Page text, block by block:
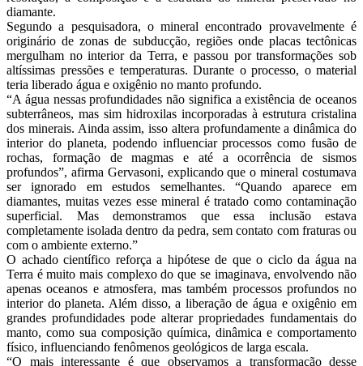
diamante.
Segundo a pesquisadora, o mineral encontrado provavelmente é
originário de zonas de subducção, regiões onde placas tectônicas
mergulham no interior da Terra, e passou por transformações sob
altíssimas pressões e temperaturas. Durante o processo, o material
teria liberado água e oxigênio no manto profundo.
“A água nessas profundidades não significa a existência de oceanos
subterrâneos, mas sim hidroxilas incorporadas à estrutura cristalina
dos minerais. Ainda assim, isso altera profundamente a dinâmica do
interior do planeta, podendo influenciar processos como fusão de
rochas, formação de magmas e até a ocorrência de sismos
profundos”, afirma Gervasoni, explicando que o mineral costumava
ser ignorado em estudos semelhantes. “Quando aparece em
diamantes, muitas vezes esse mineral é tratado como contaminação
superficial. Mas demonstramos que essa inclusão estava
completamente isolada dentro da pedra, sem contato com fraturas ou
com o ambiente externo.”
O achado científico reforça a hipótese de que o ciclo da água na
Terra é muito mais complexo do que se imaginava, envolvendo não
apenas oceanos e atmosfera, mas também processos profundos no
interior do planeta. Além disso, a liberação de água e oxigênio em
grandes profundidades pode alterar propriedades fundamentais do
manto, como sua composição química, dinâmica e comportamento
físico, influenciando fenômenos geológicos de larga escala.
“O mais interessante é que observamos a transformação desse